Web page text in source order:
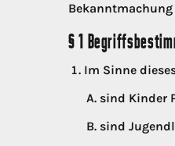
Bekanntmachung
§ 1
Im Sinne
sind Kinder
sind